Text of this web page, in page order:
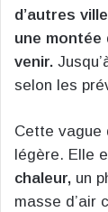
d’autres
une
venir.
selon les
Cette vague
légère. Elle
chaleur, un
masse d’air